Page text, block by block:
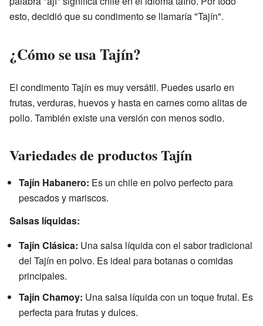
esto, decidió que su condimento se llamaría "Tajín".
¿Cómo se usa Tajín?
El condimento Tajín es muy versátil. Puedes usarlo en
frutas, verduras, huevos y hasta en carnes como alitas de
pollo. También existe una versión con menos sodio.
Variedades de productos Tajín
Tajín Habanero: Es un chile en polvo perfecto para
pescados y mariscos.
Salsas líquidas:
Tajín Clásica: Una salsa líquida con el sabor tradicional
del Tajín en polvo. Es ideal para botanas o comidas
principales.
Tajín Chamoy: Una salsa líquida con un toque frutal. Es
perfecta para frutas y dulces.